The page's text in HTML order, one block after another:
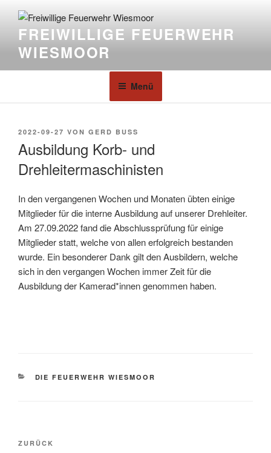
FREIWILLIGE FEUERWEHR
WIESMOOR
Menü
2022-09-27 VON GERD BUSS
Ausbildung Korb- und
Drehleitermaschinisten
In den vergangenen Wochen und Monaten übten einige
Mitglieder für die interne Ausbildung auf unserer Drehleiter.
Am 27.09.2022 fand die Abschlussprüfung für einige
Mitglieder statt, welche von allen erfolgreich bestanden
wurde. Ein besonderer Dank gilt den Ausbildern, welche
sich in den vergangen Wochen immer Zeit für die
Ausbildung der Kamerad*innen genommen haben.
DIE FEUERWEHR WIESMOOR
ZURÜCK